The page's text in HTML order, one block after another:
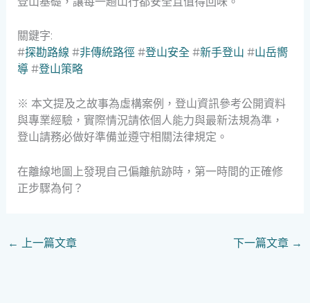
關鍵字:
#探勘路線 #非傳統路徑 #登山安全 #新手登山 #山岳嚮
導#登山策略
※ 本文提及之故事為虛構案例，登山資訊參考公開資料
與專業經驗，實際情況請依個人能力與最新法規為準，
登山請務必做好準備並遵守相關法律規定。
在離線地圖上發現自己偏離航跡時，第一時間的正確修
正步驟為何？
← 上一篇文章 下一篇文章 →